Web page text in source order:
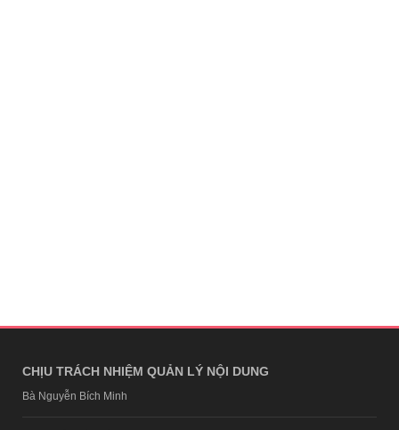
CHỊU TRÁCH NHIỆM QUẢN LÝ NỘI DUNG
Bà Nguyễn Bích Minh